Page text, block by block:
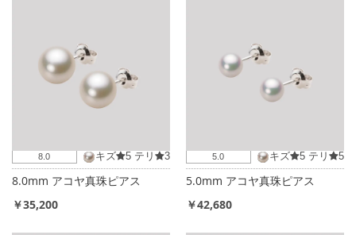
8.0 キズ 5 テリ 3
8.0mm アコヤ真珠ピアス
￥35,200
5.0 キズ 5 テリ 5
5.0mm アコヤ真珠ピアス
￥42,680